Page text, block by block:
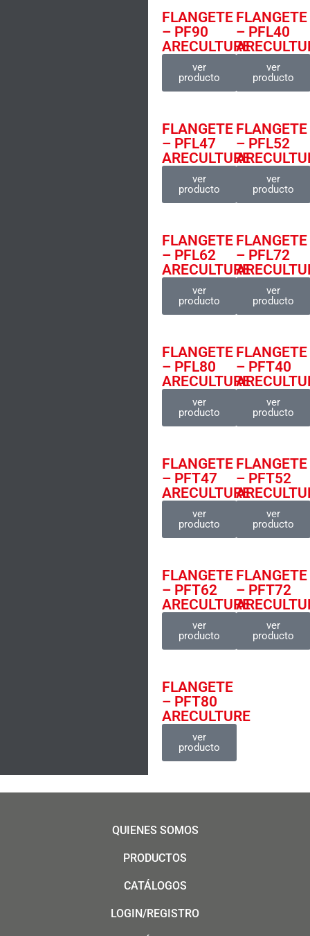
FLANGETE
– PF90
ARECULTURE
ver
producto
FLANGETE
– PFL40
ver
producto
FLANGETE
– PFL47
ARECULTURE
ver
producto
FLANGETE
– PFL52
ver
producto
FLANGETE
– PFL62
ARECULTURE
ver
producto
FLANGETE
– PFL72
ver
producto
FLANGETE
– PFL80
ARECULTURE
ver
producto
FLANGETE
– PFT40
ver
producto
FLANGETE
– PFT47
ARECULTURE
ver
producto
FLANGETE
– PFT52
ver
producto
FLANGETE
– PFT62
ARECULTURE
ver
producto
FLANGETE
– PFT72
ver
producto
FLANGETE
– PFT80
ARECULTURE
ver
producto
QUIENES SOMOS
PRODUCTOS
CATÁLOGOS
LOGIN/REGISTRO